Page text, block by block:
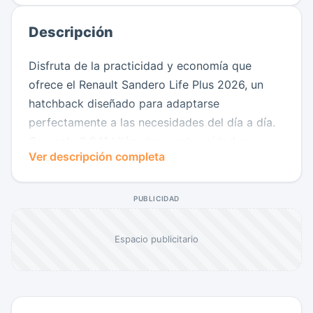
Descripción
Disfruta de la practicidad y economía que
ofrece el Renault Sandero Life Plus 2026, un
hatchback diseñado para adaptarse
perfectamente a las necesidades del día a día.
encuentra en excelentes condiciones y
representa una gran oportunidad para adquirir
un vehículo casi nuevo.
estilo juvenil, tamaño ideal para la ciudad y una
Ver descripción completa
PUBLICIDAD
Espacio publicitario